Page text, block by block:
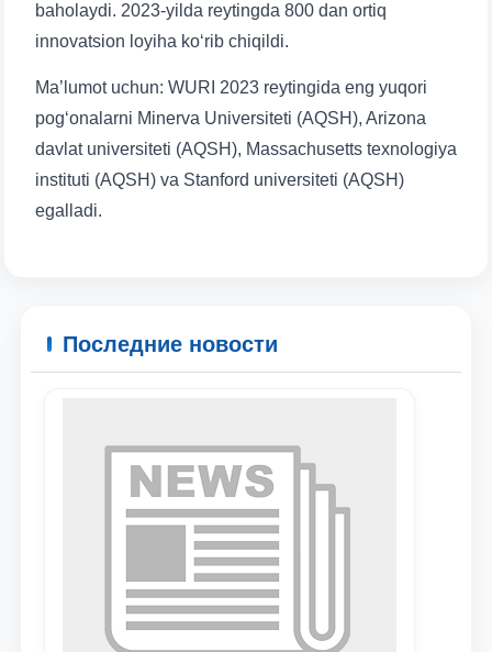
отправить
baholaydi. 2023-yilda reytingda 800 dan ortiq
innovatsion loyiha ko‘rib chiqildi.
Ma’lumot uchun: WURI 2023 reytingida eng yuqori
pog‘onalarni Minerva Universiteti (AQSH), Arizona
davlat universiteti (AQSH), Massachusetts texnologiya
instituti (AQSH) va Stanford universiteti (AQSH)
egalladi.
Последние новости